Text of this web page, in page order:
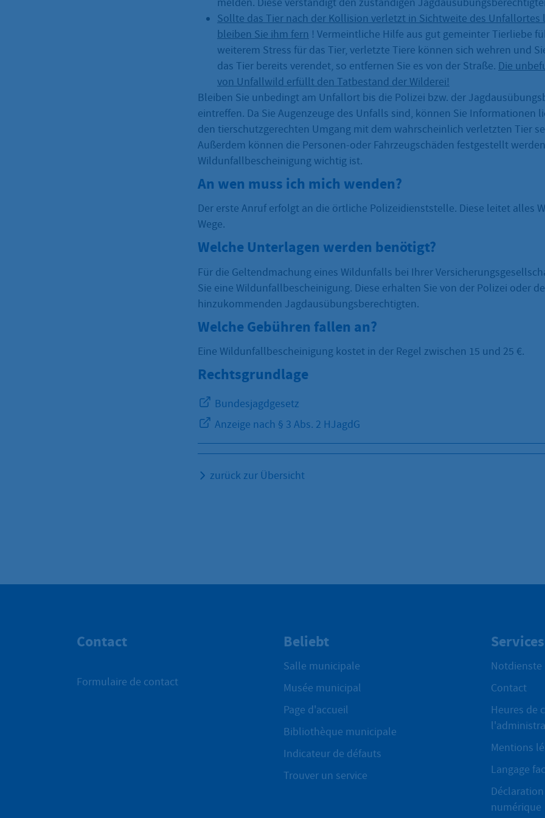
Sollte das Tier nach der Kollision verletzt in Sichtweite des Unfallortes
bleiben Sie ihm fern ! Vermeintliche Hilfe aus gut gemeinter Tierliebe
weiterem Stress für das Tier, verletzte Tiere können sich wehren und
das Tier bereits verendet, so entfernen Sie es von der Straße. Die
von Unfallwild erfüllt den Tatbestand der Wilderei!
Bleiben Sie unbedingt am Unfallort bis die Polizei bzw. der
eintreffen. Da Sie Augenzeuge des Unfalls sind, können Sie Informationen
den tierschutzgerechten Umgang mit dem wahrscheinlich verletzten Tier
Außerdem können die Personen-oder Fahrzeugschäden festgestellt
Wildunfallbescheinigung wichtig ist.
An wen muss ich mich wenden?
Der erste Anruf erfolgt an die örtliche Polizeidienststelle. Diese leitet alles
Wege.
Welche Unterlagen werden benötigt?
Für die Geltendmachung eines Wildunfalls bei Ihrer
Sie eine Wildunfallbescheinigung. Diese erhalten Sie von der Polizei oder
hinzukommenden Jagdausübungsberechtigten.
Welche Gebühren fallen an?
Eine Wildunfallbescheinigung kostet in der Regel zwischen 15 und 25 €.
Rechtsgrundlage
Bundesjagdgesetz
Anzeige nach § 3 Abs. 2 HJagdG
zurück zur Übersicht
Contact
Formulaire de contact
Beliebt
Salle municipale
Musée municipal
Page d'accueil
Bibliothèque municipale
Indicateur de défauts
Trouver un service
Services
Notdienste
Contact
Heures de
Mentions
Langage
numérique